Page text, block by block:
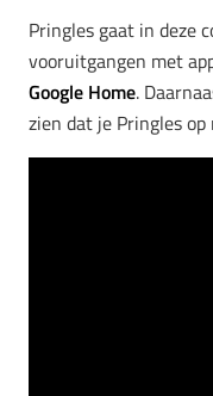
Pringles gaat in deze
vooruitgangen met
Google Home.
zien dat je Pringles